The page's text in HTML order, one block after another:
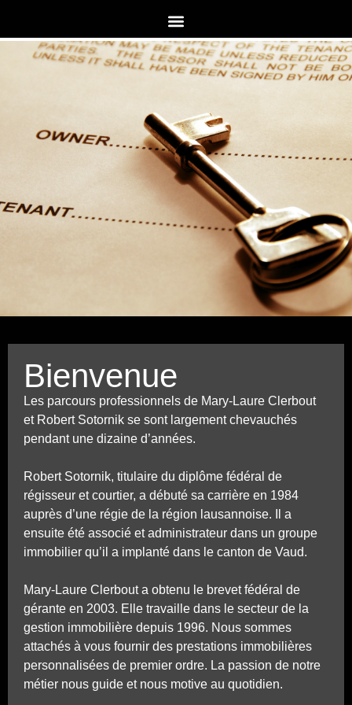
Bienvenue
Les parcours professionnels de Mary-Laure Clerbout
et Robert Sotornik se sont largement chevauchés
pendant une dizaine d’années.
Robert Sotornik, titulaire du diplôme fédéral de
régisseur et courtier, a débuté sa carrière en 1984
auprès d’une régie de la région lausannoise. Il a
ensuite été associé et administrateur dans un groupe
immobilier qu’il a implanté dans le canton de Vaud.
Mary-Laure Clerbout a obtenu le brevet fédéral de
gérante en 2003. Elle travaille dans le secteur de la
gestion immobilière depuis 1996. Nous sommes
attachés à vous fournir des prestations immobilières
personnalisées de premier ordre. La passion de notre
métier nous guide et nous motive au quotidien.